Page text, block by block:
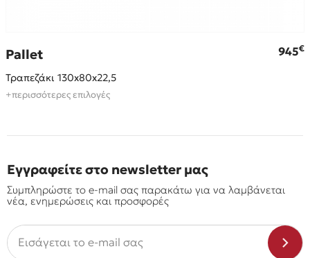
Pallet 945€
Τραπεζάκι 130x80x22,5
+περισσότερες επιλογές
Εγγραφείτε στο newsletter μας
Συμπληρώστε το e-mail σας παρακάτω για να λαμβάνεται
νέα, ενημερώσεις και προσφορές